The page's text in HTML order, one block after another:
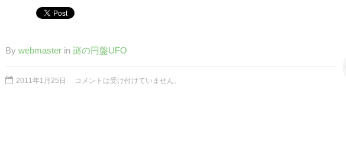
By webmaster in 謎の円盤UFO
2011年1月25日 コメントは受け付けていません。